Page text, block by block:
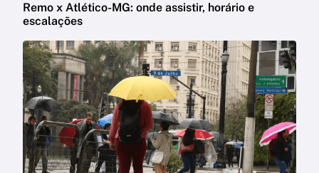
Remo x Atlético-MG: onde assistir, horário e
escalações